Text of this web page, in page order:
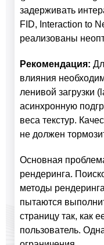
задерживать
FID, Interaction to
реализованы
Рекомендация:
влияния
ленивой загрузки
асинхронную
веса текстур.
не должен
Основная
рендеринга.
методы
пытаются
страницу так, как
пользователь.